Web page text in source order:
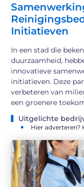
Initiatieven
In een stad die
duurzaamheid,
innovatieve
initiatieven. Deze
verbeteren van
een groenere
Uitgelichte
Hier adverteren?